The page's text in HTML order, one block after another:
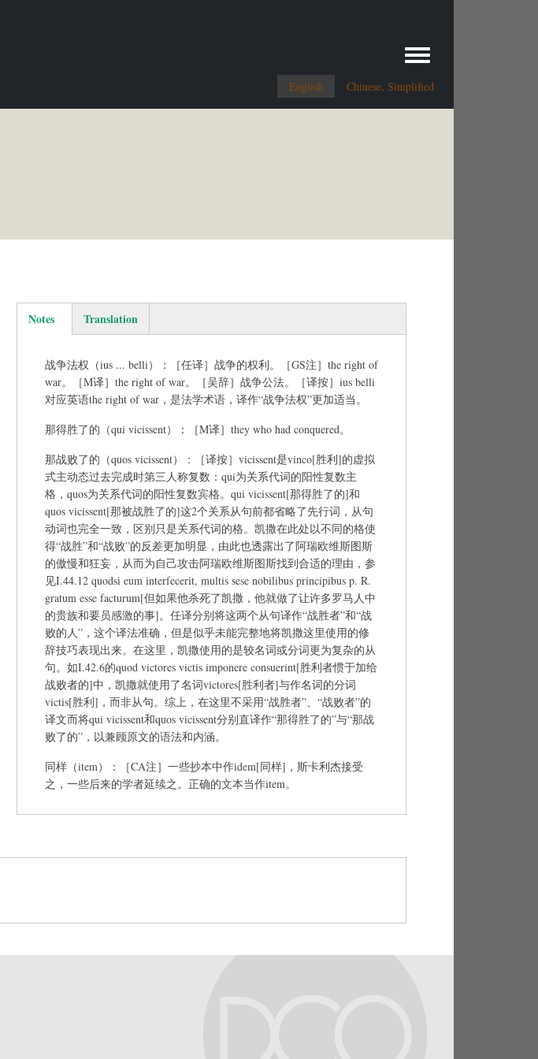
English Chinese, Simplified
Toggle menu
Notes
(active tab)
Translation
战争法权（ius ... belli）：［任译］战争的权利。［GS注］the right of
war。［M译］the right of war。［吴辞］战争公法。［译按］ius belli
对应英语the right of war，是法学术语，译作“战争法权”更加适当。
那得胜了的（qui vicissent）：［M译］they who had conquered。
那战败了的（quos vicissent）：［译按］vicissent是vinco[胜利]的虚拟
式主动态过去完成时第三人称复数：qui为关系代词的阳性复数主
格，quos为关系代词的阳性复数宾格。qui vicissent[那得胜了的]和
quos vicissent[那被战胜了的]这2个关系从句前都省略了先行词，从句
动词也完全一致，区别只是关系代词的格。凯撒在此处以不同的格使
得“战胜”和“战败”的反差更加明显，由此也透露出了阿瑞欧维斯图斯
的傲慢和狂妄，从而为自己攻击阿瑞欧维斯图斯找到合适的理由，参
见I.44.12 quodsi eum interfecerit, multis sese nobilibus principibus p. R.
gratum esse facturum[但如果他杀死了凯撒，他就做了让许多罗马人中
的贵族和要员感激的事]。任译分别将这两个从句译作“战胜者”和“战
败的人”，这个译法准确，但是似乎未能完整地将凯撒这里使用的修
辞技巧表现出来。在这里，凯撒使用的是较名词或分词更为复杂的从
句。如I.42.6的quod victores victis imponere consuerint[胜利者惯于加给
战败者的]中，凯撒就使用了名词victores[胜利者]与作名词的分词
victis[胜利]，而非从句。综上，在这里不采用“战胜者”、“战败者”的
译文而将qui vicissent和quos vicissent分别直译作“那得胜了的”与“那战
败了的”，以兼顾原文的语法和内涵。
同样（item）：［CA注］一些抄本中作idem[同样]，斯卡利杰接受
之，一些后来的学者延续之。正确的文本当作item。
凯撒——那个因为自己的到来使其税收减少的人——造成了大损失